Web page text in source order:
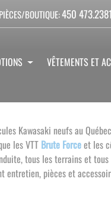
BOUTIQUE:450 473.2381
VÊTEMENTS ET
Kawasaki neufs au
les VTT Brute Forceet les
tous les terrains et
entretien, pièces et